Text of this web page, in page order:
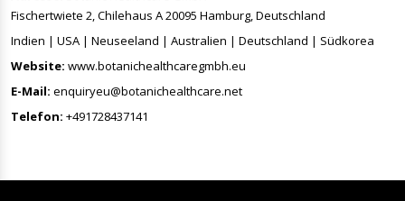
Fischertwiete 2, Chilehaus A 20095 Hamburg, Deutschland
Indien | USA | Neuseeland | Australien | Deutschland | Südkorea
Website: www.botanichealthcaregmbh.eu
E-Mail: enquiryeu@botanichealthcare.net
Telefon: +491728437141